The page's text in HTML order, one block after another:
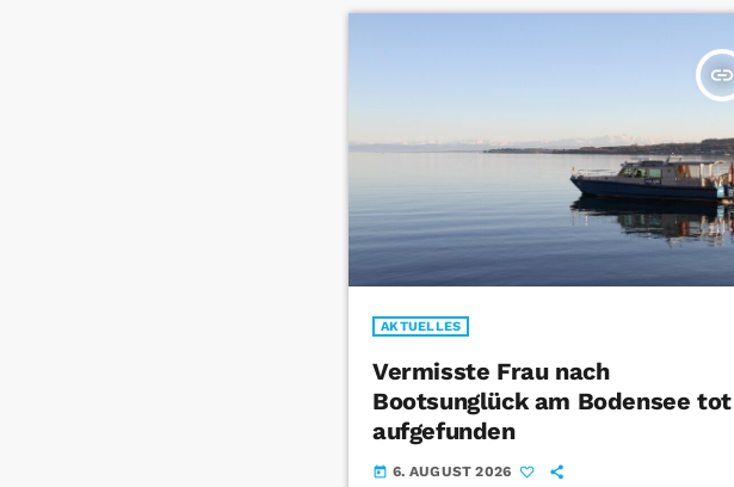
insert_link
AKTUELLES
Vermisste Frau nach
Bootsunglück am Bodensee tot
aufgefunden
today 6. AUGUST 2026